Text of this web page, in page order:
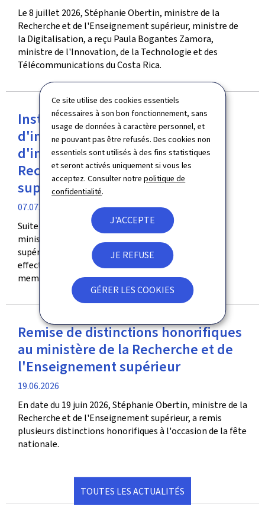
Ce site utilise des cookies essentiels
nécessaires à son bon fonctionnement, sans
usage de données à caractère personnel, et
ne pouvant pas être refusés. Des cookies non
essentiels sont utilisés à des fins statistiques
et seront activés uniquement si vous les
acceptez. Consulter notrepolitique de
confidentialité.
J'ACCEPTE
JE REFUSE
GÉRER LES COOKIES
de
publication
Le 8 juillet 2026, Stéphanie Obertin, ministre de la
Recherche et de l'Enseignement supérieur, ministre de
la Digitalisation, a reçu Paula Bogantes Zamora,
ministre de l'Innovation, de la Technologie et des
Télécommunications du Costa Rica.
Instruction judiciaire en matière
d'immigration frauduleuse: Pas
d'inculpation au ministère de la
Recherche et de l'Enseignement
supérieur
date
de
publication
07.07.2026
Suite au communiqué du parquet du 7 juillet 2026, le
ministère de la Recherche et de l'Enseignement
supérieur souhaite préciser que les perquisitions
effectuées dans ses locaux ne concernent pas des
membres de son personnel.
Remise de distinctions honorifiques
au ministère de la Recherche et de
l'Enseignement supérieur
date
de
publication
19.06.2026
En date du 19 juin 2026, Stéphanie Obertin, ministre de la
Recherche et de l'Enseignement supérieur, a remis
plusieurs distinctions honorifiques à l'occasion de la fête
nationale.
TOUTES LES ACTUALITÉS